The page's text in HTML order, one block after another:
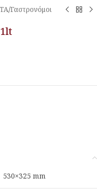
/Γαστρονόμοι
530×325 mm